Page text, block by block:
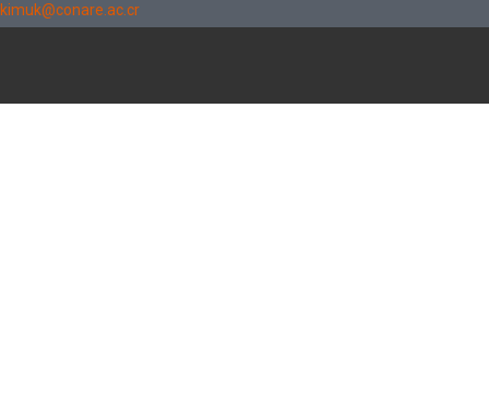
kimuk@conare.ac.cr